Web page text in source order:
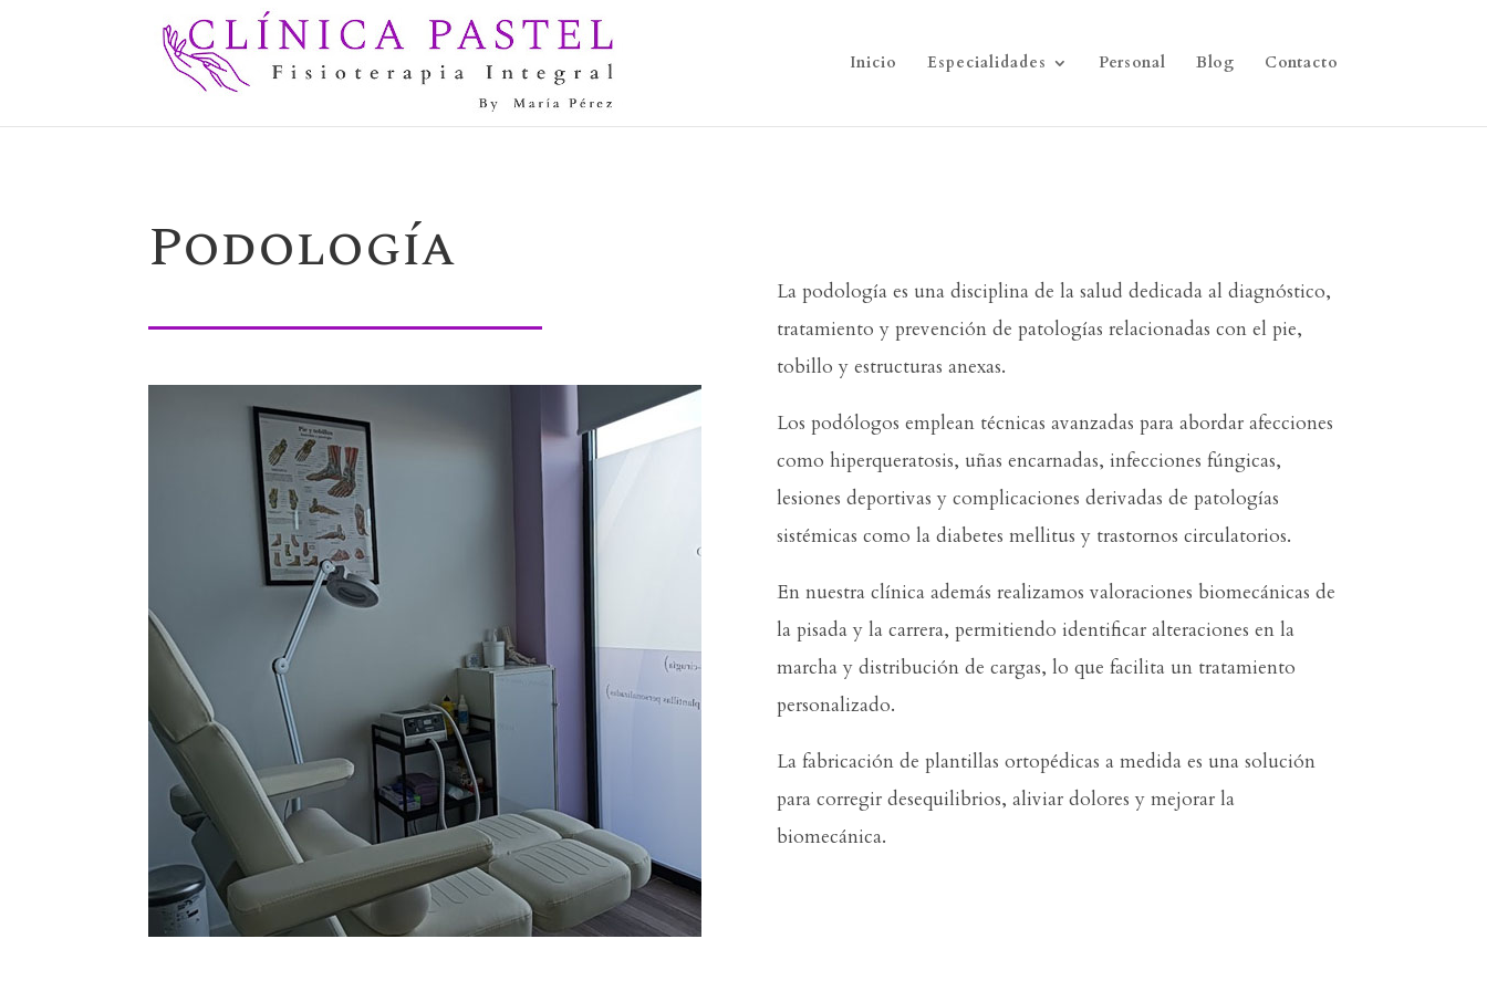
Inicio Especialidades Personal Blog Contacto
Podología
La podología es una disciplina de la salud dedicada al diagnóstico,
tratamiento y prevención de patologías relacionadas con el pie,
tobillo y estructuras anexas.
Los podólogos emplean técnicas avanzadas para abordar afecciones
como hiperqueratosis, uñas encarnadas, infecciones fúngicas,
lesiones deportivas y complicaciones derivadas de patologías
sistémicas como la diabetes mellitus y trastornos circulatorios.
En nuestra clínica además realizamos valoraciones biomecánicas de
la pisada y la carrera, permitiendo identificar alteraciones en la
marcha y distribución de cargas, lo que facilita un tratamiento
personalizado.
La fabricación de plantillas ortopédicas a medida es una solución
para corregir desequilibrios, aliviar dolores y mejorar la
biomecánica.